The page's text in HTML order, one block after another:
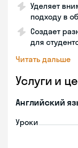
Уделяет
подходу в
Создает
для
Читать дальше
Услуги и
Английский
Уроки